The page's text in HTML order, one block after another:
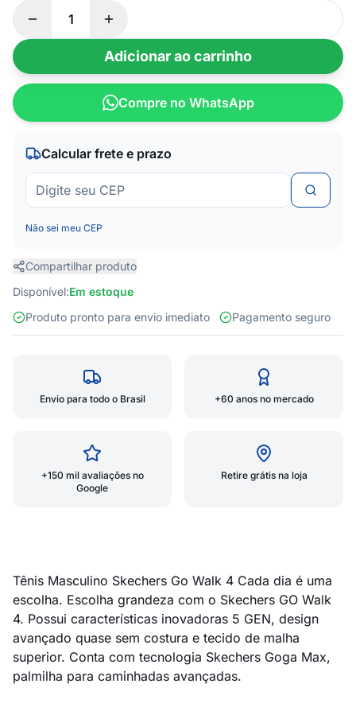
Adicionar ao carrinho
Compre no WhatsApp
Calcular frete e prazo
Não sei meu CEP
Compartilhar produto
Disponível:Em estoque
Produto pronto para envio imediato
Pagamento seguro
Envio para todo o Brasil +60 anos no mercado
+150 mil avaliações no
Google
Retire grátis na loja
Tênis Masculino Skechers Go Walk 4 Cada dia é uma
escolha. Escolha grandeza com o Skechers GO Walk
4. Possui características inovadoras 5 GEN, design
avançado quase sem costura e tecido de malha
superior. Conta com tecnologia Skechers Goga Max,
palmilha para caminhadas avançadas.